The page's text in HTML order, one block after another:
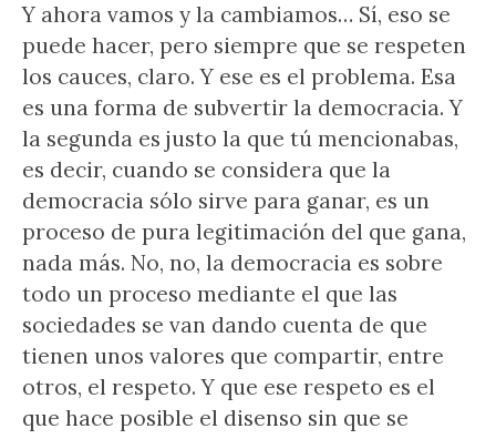
Y ahora vamos y la cambiamos… Sí, eso se
puede hacer, pero siempre que se respeten
los cauces, claro. Y ese es el problema. Esa
es una forma de subvertir la democracia. Y
la segunda es justo la que tú mencionabas,
es decir, cuando se considera que la
democracia sólo sirve para ganar, es un
proceso de pura legitimación del que gana,
nada más. No, no, la democracia es sobre
todo un proceso mediante el que las
sociedades se van dando cuenta de que
tienen unos valores que compartir, entre
otros, el respeto. Y que ese respeto es el
que hace posible el disenso sin que se